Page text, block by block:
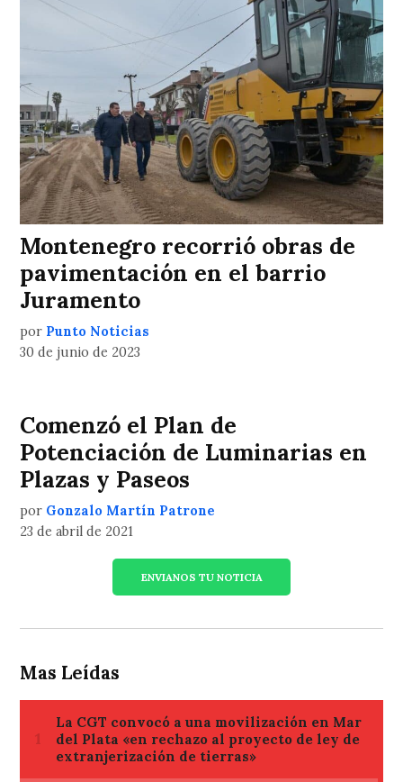
Montenegro recorrió obras de
pavimentación en el barrio
Juramento
por Punto Noticias
30 de junio de 2023
Comenzó el Plan de
Potenciación de Luminarias en
Plazas y Paseos
por Gonzalo Martín Patrone
23 de abril de 2021
ENVIANOS TU NOTICIA
Mas Leídas